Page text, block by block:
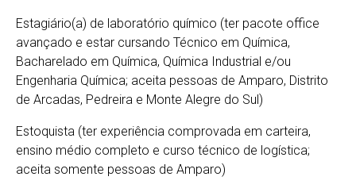
Estagiário(a) de laboratório químico (ter pacote office
avançado e estar cursando Técnico em Química,
Bacharelado em Química, Química Industrial e/ou
Engenharia Química; aceita pessoas de Amparo, Distrito
de Arcadas, Pedreira e Monte Alegre do Sul)
Estoquista (ter experiência comprovada em carteira,
ensino médio completo e curso técnico de logística;
aceita somente pessoas de Amparo)